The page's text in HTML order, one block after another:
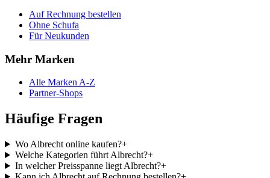
Auf Rechnung bestellen
Ohne Schufa
Für Neukunden
Mehr Marken
Alle Marken A-Z
Partner-Shops
Häufige Fragen
Wo Albrecht online kaufen?+
Welche Kategorien führt Albrecht?+
In welcher Preisspanne liegt Albrecht?+